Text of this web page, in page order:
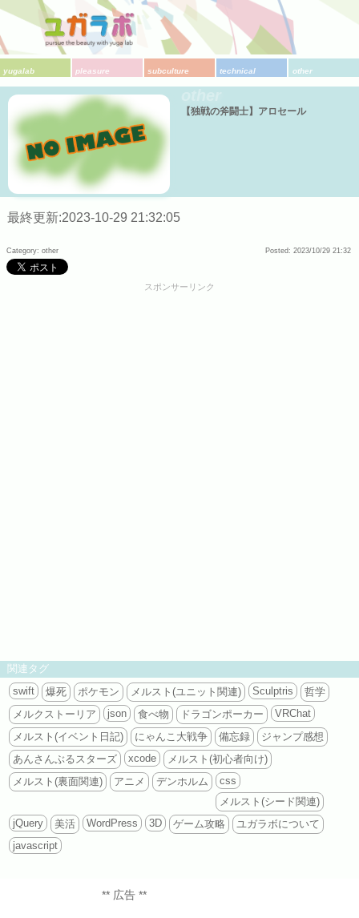
yugalab pleasure subculture technical other
【独戦の斧闘士】アロセール
最終更新:2023-10-29 21:32:05
Category: other Posted: 2023/10/29 21:32
スポンサーリンク
関連タグ
swift
爆死 ポケモン メルスト(ユニット関連) Sculptris
哲学
メルクストーリア
json 食べ物 ドラゴンポーカー
VRChat
メルスト(イベント日記)
にゃんこ大戦争 備忘録
ジャンプ感想
あんさんぶるスターズ
xcode
メルスト(初心者向け)
メルスト(裏面関連)
アニメ デンホルム
css
メルスト(シード関連)
jQuery
美活 WordPress 3D ゲーム攻略
ユガラボについて
javascript
** 広告 **